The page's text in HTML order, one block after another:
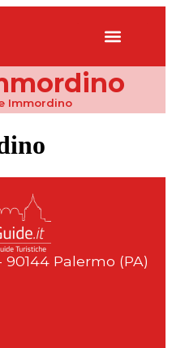
Immordino
90144 Palermo (PA)